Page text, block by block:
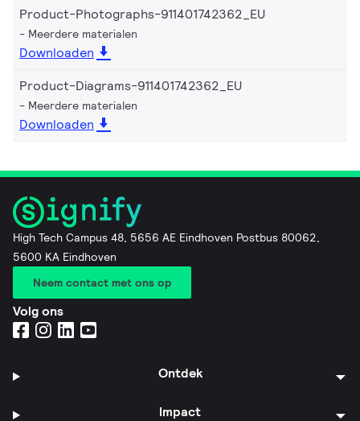
Product-Photographs-911401742362_EU
Meerdere materialen
Downloaden
Product-Diagrams-911401742362_EU
Meerdere materialen
Downloaden
High Tech Campus 48, 5656 AE Eindhoven Postbus 80062,
5600 KA Eindhoven
Neem contact met ons op
Volg ons
Ontdek
Impact